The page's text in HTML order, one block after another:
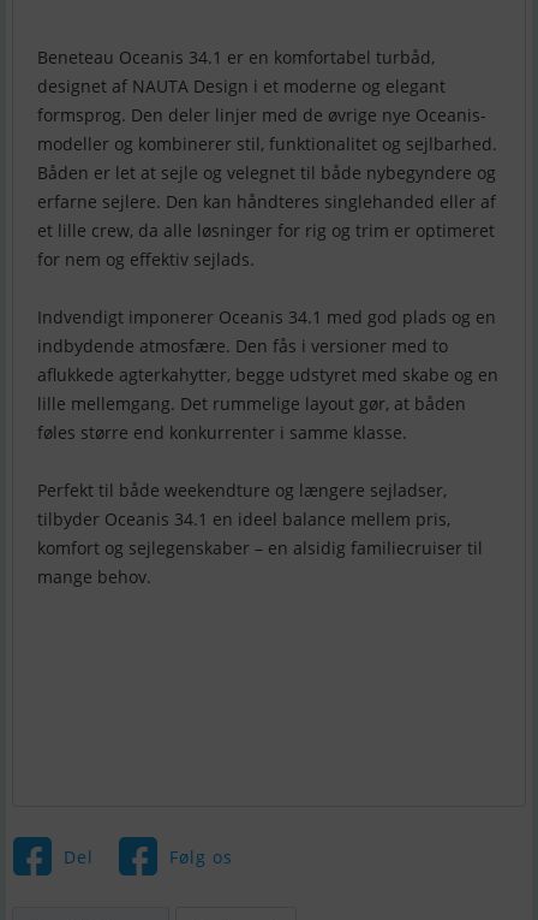
Beneteau Oceanis 34.1 er en komfortabel turbåd,
designet af NAUTA Design i et moderne og elegant
formsprog. Den deler linjer med de øvrige nye Oceanis-
modeller og kombinerer stil, funktionalitet og sejlbarhed.
Båden er let at sejle og velegnet til både nybegyndere og
erfarne sejlere. Den kan håndteres singlehanded eller af
et lille crew, da alle løsninger for rig og trim er optimeret
for nem og effektiv sejlads.
Indvendigt imponerer Oceanis 34.1 med god plads og en
indbydende atmosfære. Den fås i versioner med to
aflukkede agterkahytter, begge udstyret med skabe og en
lille mellemgang. Det rummelige layout gør, at båden
føles større end konkurrenter i samme klasse.
Perfekt til både weekendture og længere sejladser,
tilbyder Oceanis 34.1 en ideel balance mellem pris,
komfort og sejlegenskaber – en alsidig familiecruiser til
mange behov.
Del Følg os